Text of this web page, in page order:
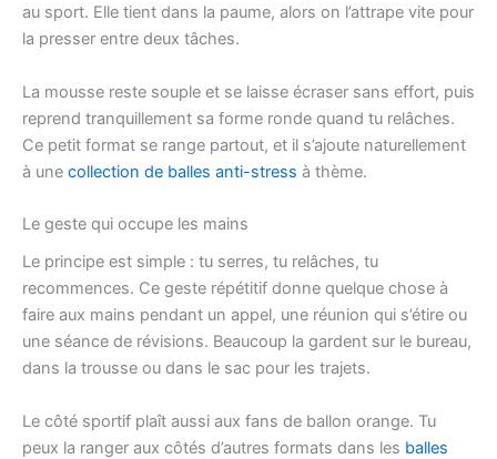
au sport. Elle tient dans la paume, alors on l’attrape vite pour
la presser entre deux tâches.
La mousse reste souple et se laisse écraser sans effort, puis
reprend tranquillement sa forme ronde quand tu relâches.
Ce petit format se range partout, et il s’ajoute naturellement
à une collection de balles anti-stress à thème.
Le geste qui occupe les mains
Le principe est simple : tu serres, tu relâches, tu
recommences. Ce geste répétitif donne quelque chose à
faire aux mains pendant un appel, une réunion qui s’étire ou
une séance de révisions. Beaucoup la gardent sur le bureau,
dans la trousse ou dans le sac pour les trajets.
Le côté sportif plaît aussi aux fans de ballon orange. Tu
peux la ranger aux côtés d’autres formats dans les balles